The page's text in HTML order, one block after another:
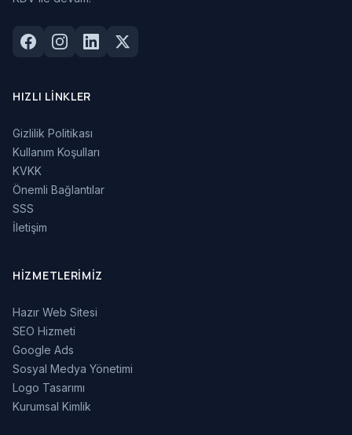
HIZLI LINKLER
Gizlilik Politikası
Kullanım Koşulları
KVKK
Önemli Bağlantılar
SSS
İletişim
HIZMETLERIMIZ
Hazır Web Sitesi
SEO Hizmeti
Google Ads
Sosyal Medya Yönetimi
Logo Tasarımı
Kurumsal Kimlik